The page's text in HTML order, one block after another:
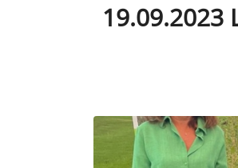
19.09.2023